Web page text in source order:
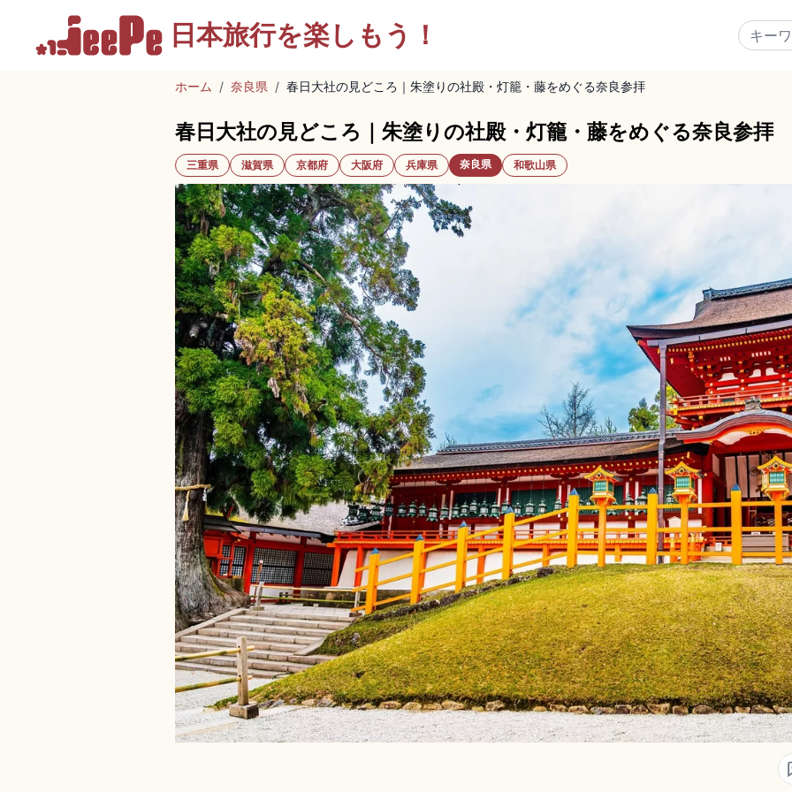
日本旅行を楽しもう！
ホーム / 奈良県 / 春日大社の見どころ｜朱塗りの社殿・灯籠・藤をめぐる奈良参拝
春日大社の見どころ｜朱塗りの社殿・灯籠・藤をめぐる奈良参拝
三重県 滋賀県 京都府 大阪府 兵庫県 奈良県 和歌山県